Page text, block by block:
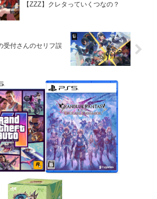
【ZZZ】クレタっていくつなの？
受付さんのセリフ誤